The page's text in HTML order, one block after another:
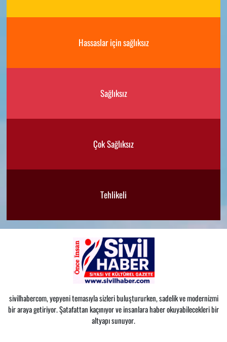
Hassaslar için sağlıksız
Sağlıksız
Çok Sağlıksız
Tehlikeli
sivilhabercom, yepyeni temasıyla sizleri buluştururken, sadelik ve modernizmi
bir araya getiriyor. Şatafattan kaçınıyor ve insanlara haber okuyabilecekleri bir
altyapı sunuyor.